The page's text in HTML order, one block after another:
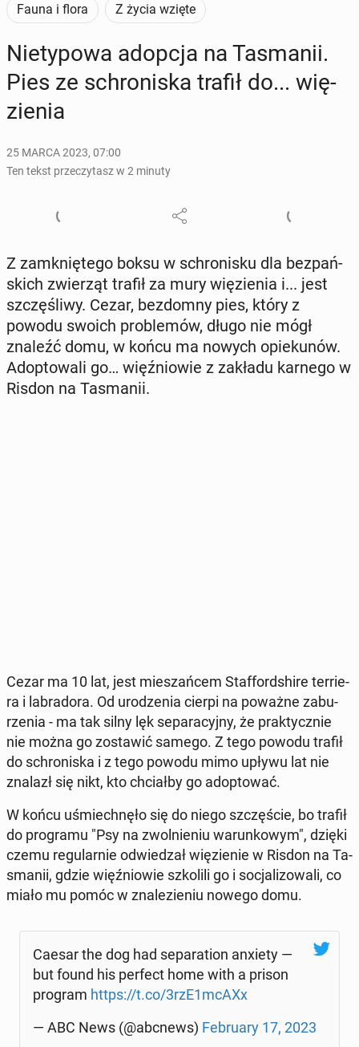
Fauna i flora Z życia wzięte
Nie­ty­po­wa adopcja na Ta­sma­nii.
Pies ze schro­ni­ska trafił do... wię­
zie­nia
25 MARCA 2023, 07:00
Ten tekst przeczytasz w 2 minuty
Z za­mknię­te­go boksu w schro­ni­sku dla bez­pań­
skich zwie­rząt trafił za mury wię­zie­nia i... jest
szczę­śli­wy. Cezar, bez­dom­ny pies, który z
powodu swoich pro­ble­mów, długo nie mógł
znaleźć domu, w końcu ma nowych opie­ku­nów.
Ad­op­to­wa­li go… więź­nio­wie z zakładu karnego w
Risdon na Ta­sma­nii.
Cezar ma 10 lat, jest mie­szań­cem Staf­ford­shi­re ter­rie­
ra i la­bra­do­ra. Od uro­dze­nia cierpi na poważne za­bu­
rze­nia - ma tak silny lęk se­pa­ra­cyj­ny, że prak­tycz­nie
nie można go zo­sta­wić samego. Z tego powodu trafił
do schro­ni­ska i z tego powodu mimo upływu lat nie
znalazł się nikt, kto chciał­by go ad­op­to­wać.
W końcu uśmiech­nę­ło się do niego szczę­ście, bo trafił
do pro­gra­mu "Psy na zwol­nie­niu wa­run­ko­wym", dzięki
czemu re­gu­lar­nie od­wie­dzał wię­zie­nie w Risdon na Ta­
sma­nii, gdzie więź­nio­wie szko­li­li go i so­cja­li­zo­wa­li, co
miało mu pomóc w zna­le­zie­niu nowego domu.
Caesar the dog had se­pa­ra­tion anxiety —
but found his perfect home with a prison
program https://t.co/3rzE1mcAXx
— ABC News (@abcnews) Fe­bru­ary 17, 2023